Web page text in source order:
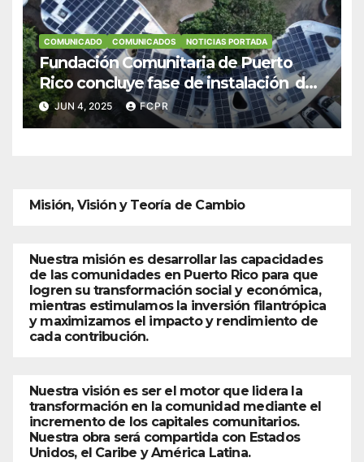
COMUNICADO COMUNICADOS NOTICIAS PORTADA
Fundación Comunitaria de Puerto
Rico concluye fase de instalación de
sistemas solares en negocios de
Culebra
JUN 4, 2025 FCPR
Misión, Visión y Teoría de Cambio
Nuestra misión es desarrollar las capacidades
de las comunidades en Puerto Rico para que
logren su transformación social y económica,
mientras estimulamos la inversión filantrópica
y maximizamos el impacto y rendimiento de
cada contribución.
Nuestra visión es ser el motor que lidera la
transformación en la comunidad mediante el
incremento de los capitales comunitarios.
Nuestra obra será compartida con Estados
Unidos, el Caribe y América Latina.